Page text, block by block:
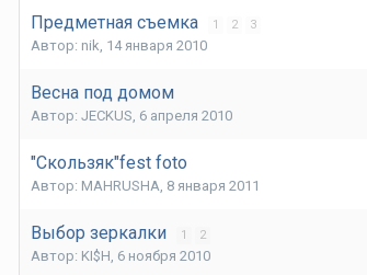
Предметная съемка 1 2 3
Автор: nik, 14 января 2010
Весна под домом
Автор: JECKUS, 6 апреля 2010
"Скользяк"fest foto
Автор: MAHRUSHA, 8 января 2011
Выбор зеркалки 1 2
Автор: KI$H, 6 ноября 2010